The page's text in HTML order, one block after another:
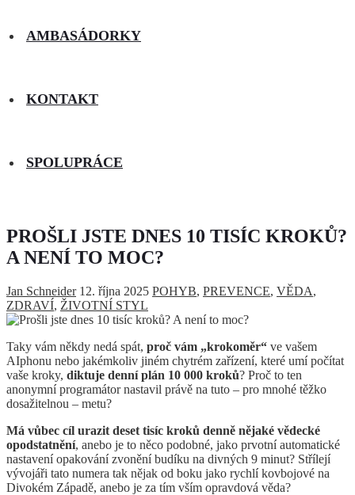
AMBASÁDORKY
KONTAKT
SPOLUPRÁCE
PROŠLI JSTE DNES 10 TISÍC KROKŮ?
A NENÍ TO MOC?
Jan Schneider 12. října 2025 POHYB, PREVENCE, VĚDA,
ZDRAVÍ, ŽIVOTNÍ STYL
Taky vám někdy nedá spát, proč vám „krokoměr“ ve vašem
AIphonu nebo jakémkoliv jiném chytrém zařízení, které umí počítat
vaše kroky, diktuje denní plán 10 000 kroků? Proč to ten
anonymní programátor nastavil právě na tuto – pro mnohé těžko
dosažitelnou – metu?
Má vůbec cíl urazit deset tisíc kroků denně nějaké vědecké
opodstatnění, anebo je to něco podobné, jako prvotní automatické
nastavení opakování zvonění budíku na divných 9 minut? Střílejí
vývojáři tato numera tak nějak od boku jako rychlí kovbojové na
Divokém Západě, anebo je za tím vším opravdová věda?